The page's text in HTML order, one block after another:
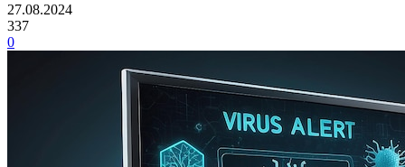
27.08.2024
337
0